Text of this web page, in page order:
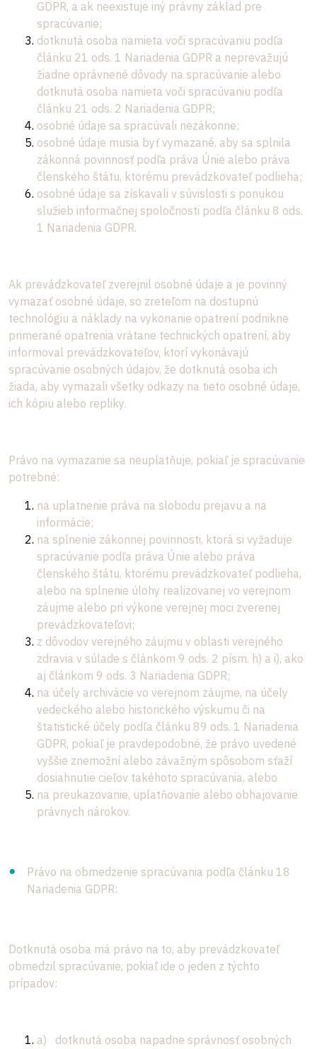
GDPR, a ak neexistuje iný právny základ pre
spracúvanie;
dotknutá osoba namieta voči spracúvaniu podľa
článku 21 ods. 1 Nariadenia GDPR a neprevažujú
žiadne oprávnené dôvody na spracúvanie alebo
dotknutá osoba namieta voči spracúvaniu podľa
článku 21 ods. 2 Nariadenia GDPR;
osobné údaje sa spracúvali nezákonne;
osobné údaje musia byť vymazané, aby sa splnila
zákonná povinnosť podľa práva Únie alebo práva
členského štátu, ktorému prevádzkovateľ podlieha;
osobné údaje sa získavali v súvislosti s ponukou
služieb informačnej spoločnosti podľa článku 8 ods.
1 Nariadenia GDPR.
Ak prevádzkovateľ zverejnil osobné údaje a je povinný
vymazať osobné údaje, so zreteľom na dostupnú
technológiu a náklady na vykonanie opatrení podnikne
primerané opatrenia vrátane technických opatrení, aby
informoval prevádzkovateľov, ktorí vykonávajú
spracúvanie osobných údajov, že dotknutá osoba ich
žiada, aby vymazali všetky odkazy na tieto osobné údaje,
ich kópiu alebo repliky.
Právo na vymazanie sa neuplatňuje, pokiaľ je spracúvanie
potrebné:
na uplatnenie práva na slobodu prejavu a na
informácie;
na splnenie zákonnej povinnosti, ktorá si vyžaduje
spracúvanie podľa práva Únie alebo práva
členského štátu, ktorému prevádzkovateľ podlieha,
alebo na splnenie úlohy realizovanej vo verejnom
záujme alebo pri výkone verejnej moci zverenej
prevádzkovateľovi;
z dôvodov verejného záujmu v oblasti verejného
zdravia v súlade s článkom 9 ods. 2 písm. h) a i), ako
aj článkom 9 ods. 3 Nariadenia GDPR;
na účely archivácie vo verejnom záujme, na účely
vedeckého alebo historického výskumu či na
štatistické účely podľa článku 89 ods. 1 Nariadenia
GDPR, pokiaľ je pravdepodobné, že právo uvedené
vyššie znemožní alebo závažným spôsobom sťaží
dosiahnutie cieľov takéhoto spracúvania, alebo
na preukazovanie, uplatňovanie alebo obhajovanie
právnych nárokov.
Právo na obmedzenie spracúvania podľa článku 18
Nariadenia GDPR:
Dotknutá osoba má právo na to, aby prevádzkovateľ
obmedzil spracúvanie, pokiaľ ide o jeden z týchto
prípadov:
a) dotknutá osoba napadne správnosť osobných